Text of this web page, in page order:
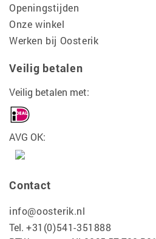
Openingstijden
Onze winkel
Werken bij Oosterik
Veilig betalen
Veilig betalen met:
AVG OK:
Contact
info@oosterik.nl
Tel. +31(0)541-351888